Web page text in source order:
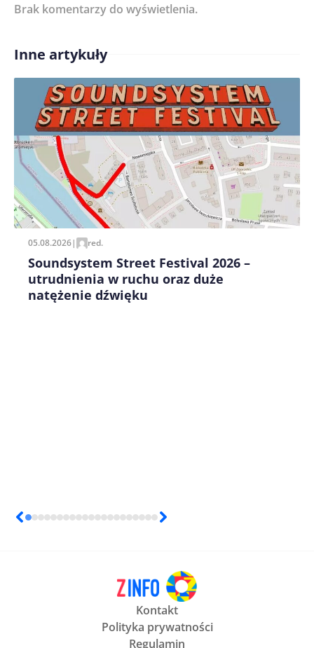
Treść komentarza*
Imię/ Nick*
Zapamiętaj moje dane w tej przeglądarce podczas
pisania kolejnych komentarzy.
Brak komentarzy do wyświetlenia.
Inne artykuły
05.08.2026| red.
Soundsystem Street Festival 2026 –
utrudnienia w ruchu oraz duże
natężenie dźwięku
Kontakt
Polityka prywatności
Regulamin